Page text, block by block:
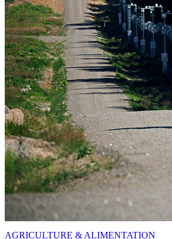
AGRICULTURE & ALIMENTATION